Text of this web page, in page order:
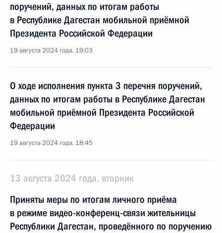
поручений, данных по итогам работы
в Республике Дагестан мобильной приёмной
Президента Российской Федерации
19 августа 2024 года, 19:03
О ходе исполнения пункта 3 перечня поручений,
данных по итогам работы в Республике Дагестан
мобильной приёмной Президента Российской
Федерации
19 августа 2024 года, 18:45
13 августа 2024 года, вторник
Приняты меры по итогам личного приёма
в режиме видео-конференц-связи жительницы
Республики Дагестан, проведённого по поручению